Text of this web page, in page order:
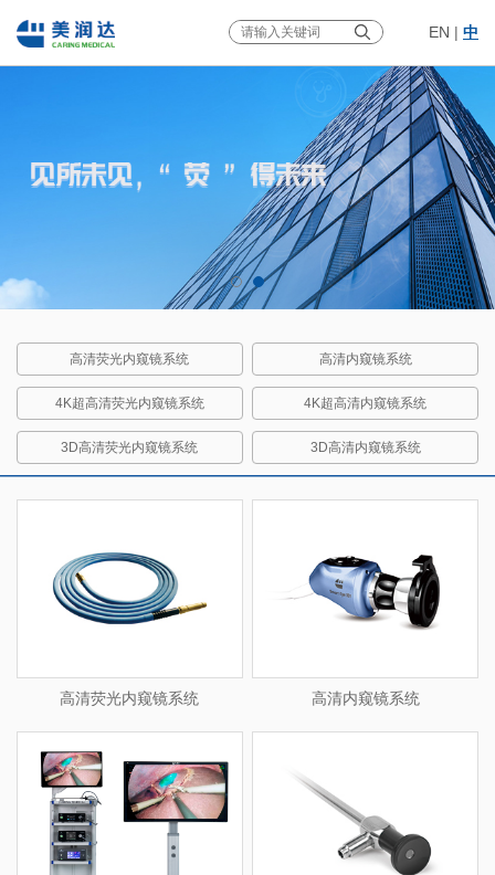
EN | 中
高清荧光内窥镜系统 高清内窥镜系统
4K超高清荧光内窥镜系统 4K超高清内窥镜系统
3D高清荧光内窥镜系统 3D高清内窥镜系统
高清荧光内窥镜系统 高清内窥镜系统